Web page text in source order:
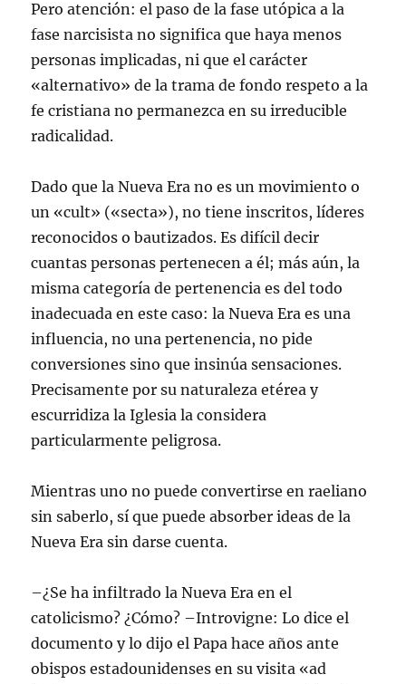
Pero atención: el paso de la fase utópica a la
fase narcisista no significa que haya menos
personas implicadas, ni que el carácter
«alternativo» de la trama de fondo respeto a la
fe cristiana no permanezca en su irreducible
radicalidad.
Dado que la Nueva Era no es un movimiento o
un «cult» («secta»), no tiene inscritos, líderes
reconocidos o bautizados. Es difícil decir
cuantas personas pertenecen a él; más aún, la
misma categoría de pertenencia es del todo
inadecuada en este caso: la Nueva Era es una
influencia, no una pertenencia, no pide
conversiones sino que insinúa sensaciones.
Precisamente por su naturaleza etérea y
escurridiza la Iglesia la considera
particularmente peligrosa.
Mientras uno no puede convertirse en raeliano
sin saberlo, sí que puede absorber ideas de la
Nueva Era sin darse cuenta.
–¿Se ha infiltrado la Nueva Era en el
catolicismo? ¿Cómo? –Introvigne: Lo dice el
documento y lo dijo el Papa hace años ante
obispos estadounidenses en su visita «ad